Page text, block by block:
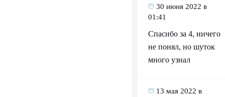
30 июня 2022 в
01:41
Спасибо за 4, ничего
не понял, но шуток
много узнал
13 мая 2022 в